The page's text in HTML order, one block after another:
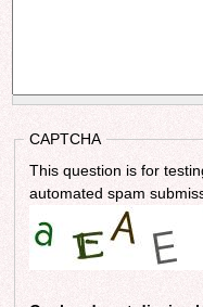
CAPTCHA
This question is for
automated spam